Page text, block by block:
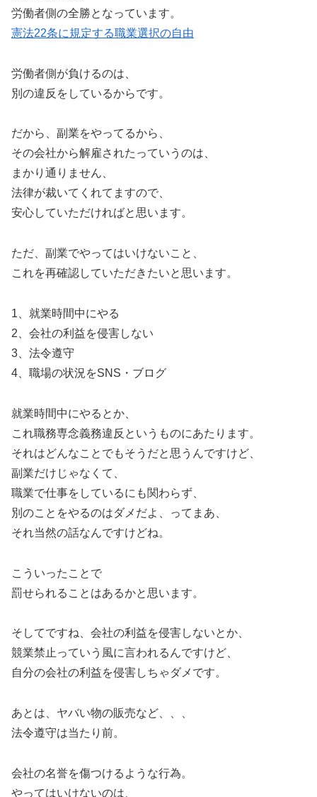
労働者側の全勝となっています。
憲法22条に規定する職業選択の自由
労働者側が負けるのは、
別の違反をしているからです。
だから、副業をやってるから、
その会社から解雇されたっていうのは、
まかり通りません、
法律が裁いてくれてますので、
安心していただければと思います。
ただ、副業でやってはいけないこと、
これを再確認していただきたいと思います。
1、就業時間中にやる
2、会社の利益を侵害しない
3、法令遵守
4、職場の状況をSNS・ブログ
就業時間中にやるとか、
これ職務専念義務違反というものにあたります。
それはどんなことでもそうだと思うんですけど、
副業だけじゃなくて、
職業で仕事をしているにも関わらず、
別のことをやるのはダメだよ、ってまあ、
それ当然の話なんですけどね。
こういったことで
罰せられることはあるかと思います。
そしてですね、会社の利益を侵害しないとか、
競業禁止っていう風に言われるんですけど、
自分の会社の利益を侵害しちゃダメです。
あとは、ヤバい物の販売など、、、
法令遵守は当たり前。
会社の名誉を傷つけるような行為。
やってはいけないのは、